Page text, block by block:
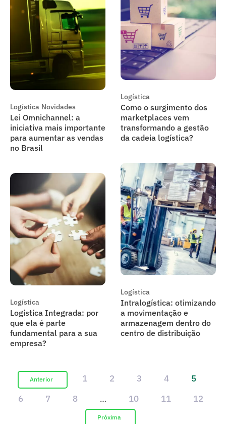
Logística
Como o surgimento dos
marketplaces vem
transformando a gestão
da cadeia logística?
Logística Novidades
Lei Omnichannel: a
iniciativa mais importante
para aumentar as vendas
no Brasil
Logística
Intralogística: otimizando
a movimentação e
armazenagem dentro do
centro de distribuição
Logística
Logística Integrada: por
que ela é parte
fundamental para a sua
empresa?
1 2 3 4
5
6
7 8 … 10 11 12